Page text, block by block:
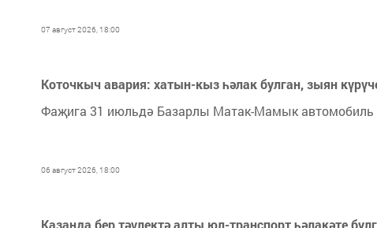
07 август 2026, 18:00
Коточкыч авария: хатын-кыз һәлак булган, зыян
Фаҗига 31 июльдә Базарлы Матак-Мамык автомобиль
06 август 2026, 18:00
Казанда бер тәүлектә алты юл-транспорт һәлакәте